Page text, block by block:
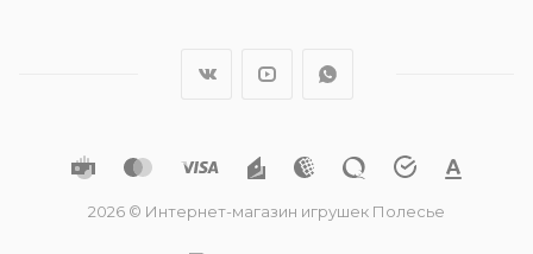
2026 © Интернет-магазин игрушек Полесье